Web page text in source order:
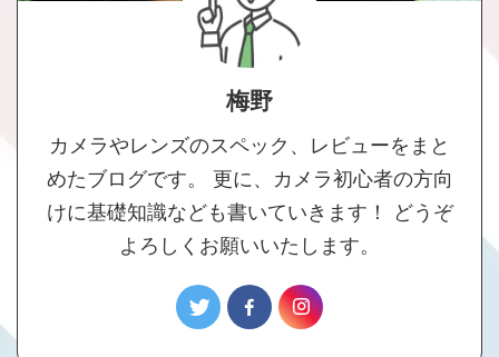
梅野
カメラやレンズのスペック、レビューをまと
めたブログです。 更に、カメラ初心者の方向
けに基礎知識なども書いていきます！ どうぞ
よろしくお願いいたします。